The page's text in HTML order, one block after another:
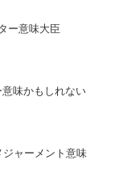
ー意味大臣
味かもしれない
ャーメント意味